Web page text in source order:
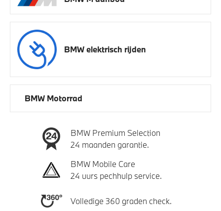
BMW elektrisch rijden
BMW Motorrad
BMW Premium Selection
24 maanden garantie.
BMW Mobile Care
24 uurs pechhulp service.
Volledige 360 graden check.